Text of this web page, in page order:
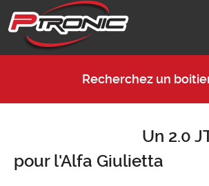
Recherchez un
Un 2.0 JTDM
pour l'Alfa Giulietta